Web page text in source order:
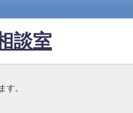
談室
す。